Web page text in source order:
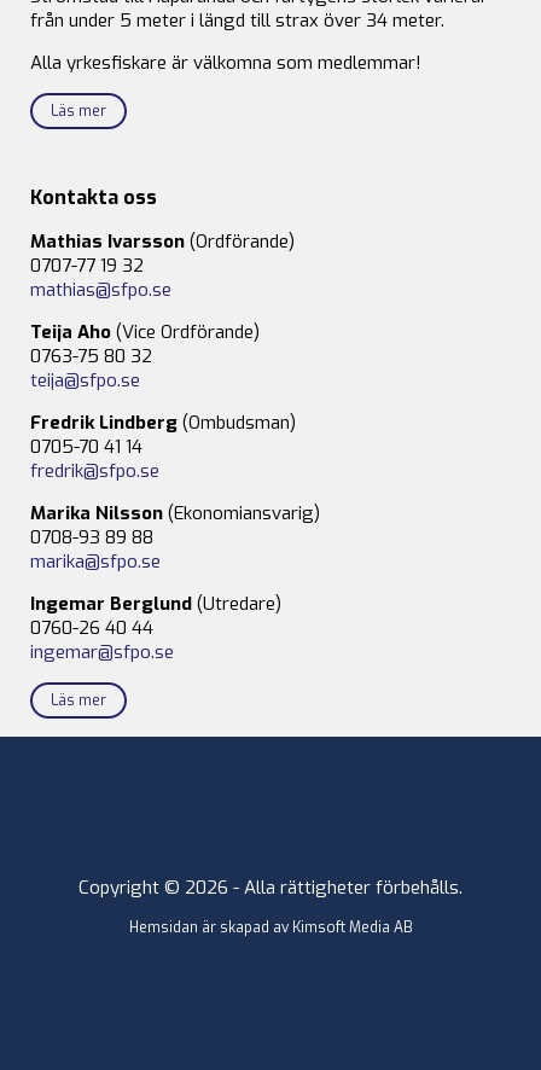
från under 5 meter i längd till strax över 34 meter.
Alla yrkesfiskare är välkomna som medlemmar!
Läs mer
Kontakta oss
Mathias Ivarsson (Ordförande)
0707-77 19 32
mathias@sfpo.se
Teija Aho (Vice Ordförande)
0763-75 80 32
teija@sfpo.se
Fredrik Lindberg (Ombudsman)
0705-70 41 14
fredrik@sfpo.se
Marika Nilsson (Ekonomiansvarig)
0708-93 89 88
marika@sfpo.se
Ingemar Berglund (Utredare)
0760-26 40 44
ingemar@sfpo.se
Läs mer
Copyright © 2026 - Alla rättigheter förbehålls.
Hemsidan är skapad av Kimsoft Media AB